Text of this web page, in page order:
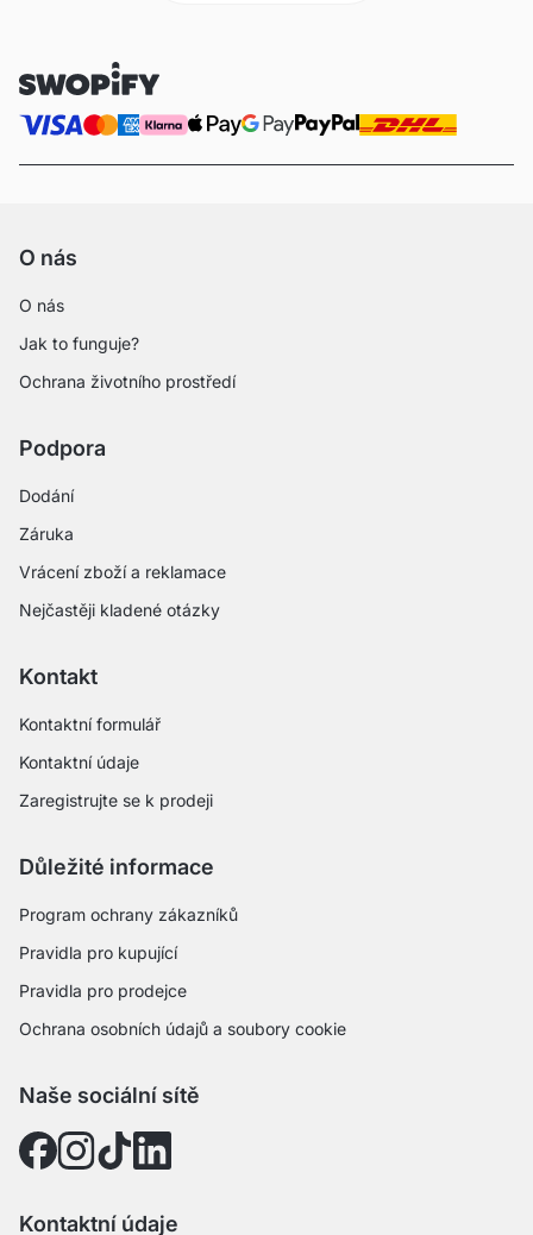
O nás
O nás
Jak to funguje?
Ochrana životního prostředí
Podpora
Dodání
Záruka
Vrácení zboží a reklamace
Nejčastěji kladené otázky
Kontakt
Kontaktní formulář
Kontaktní údaje
Zaregistrujte se k prodeji
Důležité informace
Program ochrany zákazníků
Pravidla pro kupující
Pravidla pro prodejce
Ochrana osobních údajů a soubory cookie
Naše sociální sítě
Kontaktní údaje